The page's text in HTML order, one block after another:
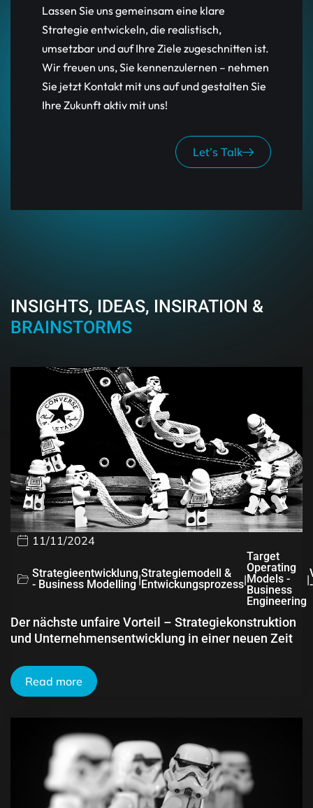
Lassen Sie uns gemeinsam eine klare
Strategie entwickeln, die realistisch,
umsetzbar und auf Ihre Ziele zugeschnitten ist.
Wir freuen uns, Sie kennenzulernen – nehmen
Sie jetzt Kontakt mit uns auf und gestalten Sie
Ihre Zukunft aktiv mit uns!
Let’s Talk
INSIGHTS, IDEAS, INSIRATION &
BRAINSTORMS
11/11/2024
Strategieentwicklung
- Business Modelling |Strategiemodell &
Entwickungsprozess|
Target
Operating
Models -
Business
Engineering
|
Der nächste unfaire Vorteil – Strategiekonstruktion
und Unternehmensentwicklung in einer neuen Zeit
Read more